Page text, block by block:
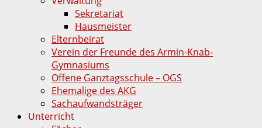
Sekretariat
Hausmeister
Elternbeirat
Verein der Freunde des Armin-Knab-
Gymnasiums
Offene Ganztagsschule – OGS
Ehemalige des AKG
Sachaufwandsträger
Unterricht